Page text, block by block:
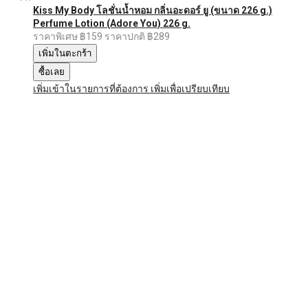
Kiss My Body โลชั่นน้ำหอม กลิ่นอะดอร์ ยู (ขนาด 226 g.)
Perfume Lotion (Adore You) 226 g.
ราคาพิเศษ ฿159 ราคาปกติ ฿289
เพิ่มในตะกร้า
ซื้อเลย
เพิ่มเข้าในรายการที่ต้องการ เพิ่มเพื่อเปรียบเทียบ